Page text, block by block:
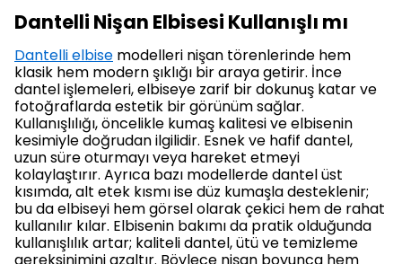
Dantelli Nişan Elbisesi Kullanışlı mı
Dantelli elbise modelleri nişan törenlerinde hem
klasik hem modern şıklığı bir araya getirir. İnce
dantel işlemeleri, elbiseye zarif bir dokunuş katar ve
fotoğraflarda estetik bir görünüm sağlar.
Kullanışlılığı, öncelikle kumaş kalitesi ve elbisenin
kesimiyle doğrudan ilgilidir. Esnek ve hafif dantel,
uzun süre oturmayı veya hareket etmeyi
kolaylaştırır. Ayrıca bazı modellerde dantel üst
kısımda, alt etek kısmı ise düz kumaşla desteklenir;
bu da elbiseyi hem görsel olarak çekici hem de rahat
kullanılır kılar. Elbisenin bakımı da pratik olduğunda
kullanışlılık artar; kaliteli dantel, ütü ve temizleme